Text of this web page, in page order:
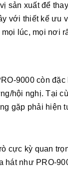
xuất để
với thiết kế ưu
lúc, mọi nơi
9000 còn
hội nghị. Tại
gặp phải
cực kỳ quan
hát như PRO-